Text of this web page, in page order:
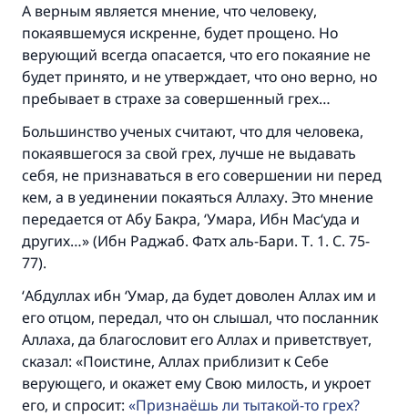
А верным является мнение, что человеку,
покаявшемуся искренне, будет прощено. Но
верующий всегда опасается, что его покаяние не
будет принято, и не утверждает, что оно верно, но
пребывает в страхе за совершенный грех…
Большинство ученых считают, что для человека,
покаявшегося за свой грех, лучше не выдавать
себя, не признаваться в его совершении ни перед
кем, а в уединении покаяться Аллаху. Это мнение
передается от Абу Бакра, ‘Умара, Ибн Мас‘уда и
других…» (Ибн Раджаб. Фатх аль-Бари. Т. 1. С. 75-
77).
‘Абдуллах ибн ‘Умар, да будет доволен Аллах им и
его отцом, передал, что он слышал, что посланник
Аллаха, да благословит его Аллах и приветствует,
сказал: «Поистине, Аллах приблизит к Себе
верующего, и окажет ему Свою милость, и укроет
его, и спросит:
Признаёшь ли тытакой-то грех?